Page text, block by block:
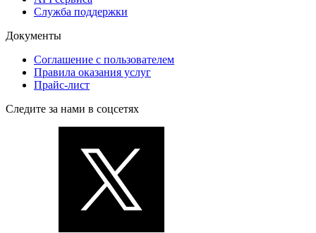
Служба поддержки
Документы
Соглашение с пользователем
Правила оказания услуг
Прайс-лист
Следите за нами в соцсетях